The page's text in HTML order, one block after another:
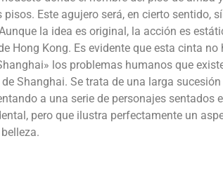
Este agujero será, en cierto sentido,
la idea es original, la acción es
Hong Kong. Es evidente que esta cinta
los problemas humanos que
Shanghai. Se trata de una larga
a una serie de personajes sentados
pero que ilustra perfectamente un